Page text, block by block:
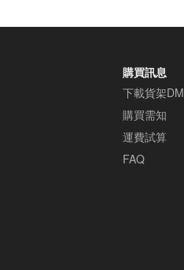
購買訊息
下載貨架DM
購買需知
運費試算
FAQ